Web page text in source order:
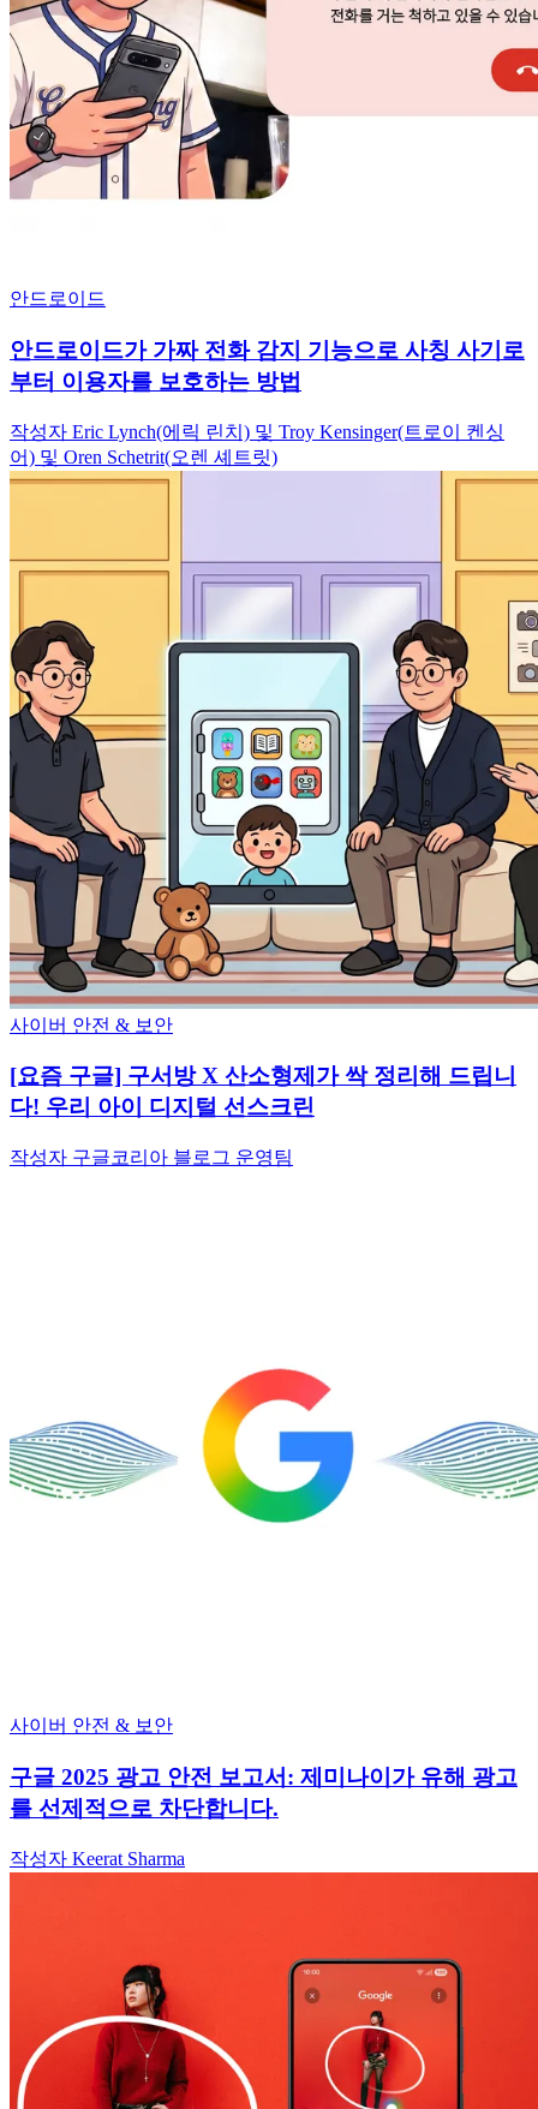
하
있
다
안드로이드
안드로이드가 가짜 전화 감지 기능으로 사칭 사기로
부터 이용자를 보호하는 방법
작성자 Eric Lynch(에릭 린치) 및 Troy Kensinger(트로이 켄싱
어) 및 Oren Schetrit(오렌 셰트릿)
사이버 안전 & 보안
[요즘 구글] 구서방 X 산소형제가 싹 정리해 드립니
다! 우리 아이 디지털 선스크린
작성자 구글코리아 블로그 운영팀
사이버 안전 & 보안
구글 2025 광고 안전 보고서: 제미나이가 유해 광고
를 선제적으로 차단합니다.
작성자 Keerat Sharma